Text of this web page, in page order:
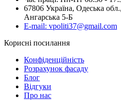
67806 Україна, Одеська
Ангарська 5-Б
E-mail: vpoliti37@gmail.com
Корисні посилання
Конфіденційність
Розрахунок фасаду
Блог
Відгуки
Про нас